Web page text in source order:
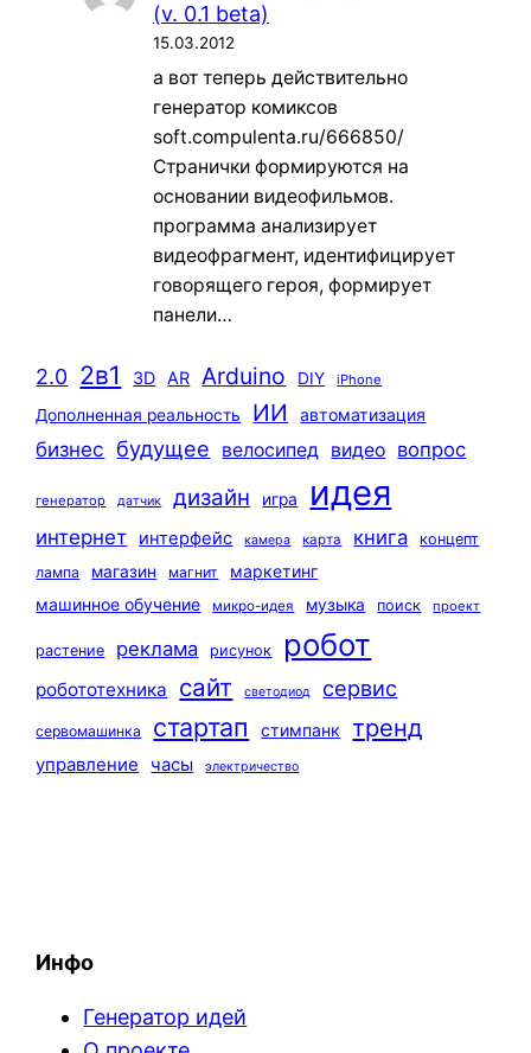
(v. 0.1 beta)
15.03.2012
а вот теперь действительно
генератор комиксов
soft.compulenta.ru/666850/
Странички формируются на
основании видеофильмов.
программа анализирует
видеофрагмент, идентифицирует
говорящего героя, формирует
панели…
2.0 2в1 3D AR Arduino DIY iPhone
Дополненная реальность ИИ автоматизация
бизнес будущее велосипед видео вопрос
генератор датчик дизайн игра идея
интернет интерфейс камера карта книга
концепт
лампа
магазин магнит
маркетинг
машинное обучение
микро-идея музыка поиск проект
растение реклама рисунок робот
робототехника сайт светодиод сервис
сервомашинка стартап стимпанк тренд
управление часы электричество
Инфо
Генератор идей